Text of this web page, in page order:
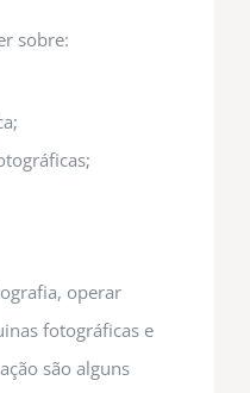
sobre:
operar
fotográficas e
são alguns